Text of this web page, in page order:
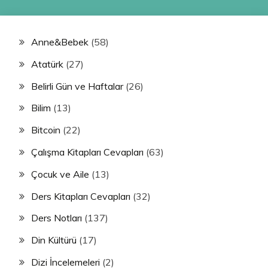
Anne&Bebek (58)
Atatürk (27)
Belirli Gün ve Haftalar(26)
Bilim (13)
Bitcoin (22)
Çalışma Kitapları Cevapları (63)
Çocuk ve Aile (13)
Ders Kitapları Cevapları (32)
Ders Notları (137)
Din Kültürü (17)
Dizi İncelemeleri (2)